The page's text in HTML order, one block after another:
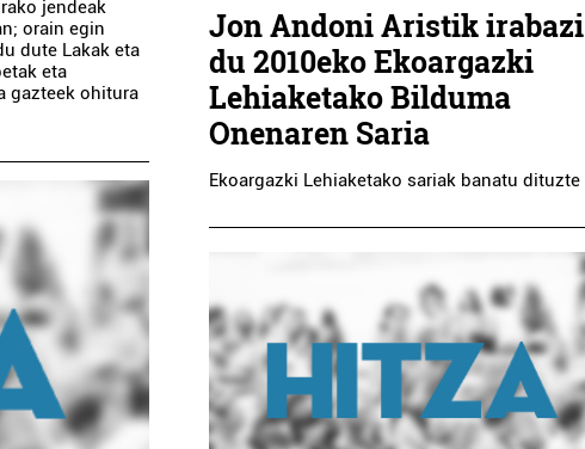
jendeak
orain egin
dute Lakak eta
eta
gazteek ohitura
Jon Andoni Aristik irabazi
du 2010eko Ekoargazki
Lehiaketako Bilduma
Onenaren Saria
Ekoargazki Lehiaketako sariak banatu dituzte